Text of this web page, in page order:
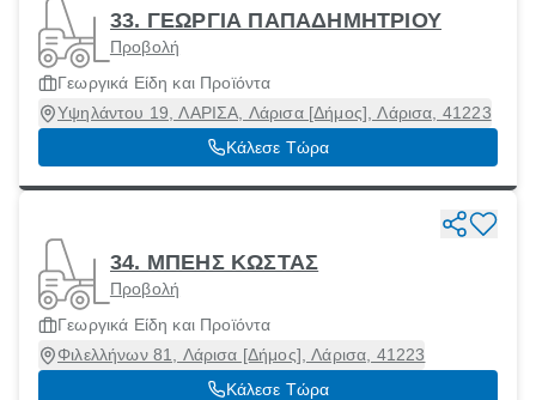
33. ΓΕΩΡΓΙΑ ΠΑΠΑΔΗΜΗΤΡΙΟΥ
Προβολή
Γεωργικά Είδη και Προϊόντα
Υψηλάντου 19, ΛΑΡΙΣΑ, Λάρισα [Δήμος], Λάρισα, 41223
Κάλεσε Τώρα
34. ΜΠΕΗΣ ΚΩΣΤΑΣ
Προβολή
Γεωργικά Είδη και Προϊόντα
Φιλελλήνων 81, Λάρισα [Δήμος], Λάρισα, 41223
Κάλεσε Τώρα